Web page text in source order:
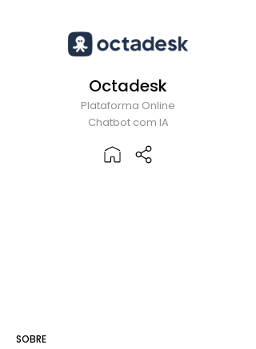
Octadesk
Plataforma Online
Chatbot com IA
SOBRE